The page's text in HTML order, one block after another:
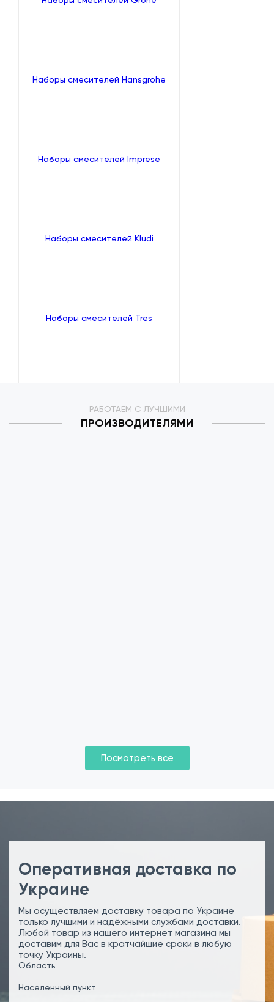
Наборы смесителей Hansgrohe
Наборы смесителей Imprese
Наборы смесителей Kludi
Наборы смесителей Tres
РАБОТАЕМ С ЛУЧШИМИ
ПРОИЗВОДИТЕЛЯМИ
Посмотреть все
Оперативная доставка по
Украине
Мы осуществляем доставку товара по Украине
только лучшими и надёжными службами доставки.
Любой товар из нашего интернет магазина мы
доставим для Вас в кратчайшие сроки в любую
точку Украины.
Область
Населенный пункт